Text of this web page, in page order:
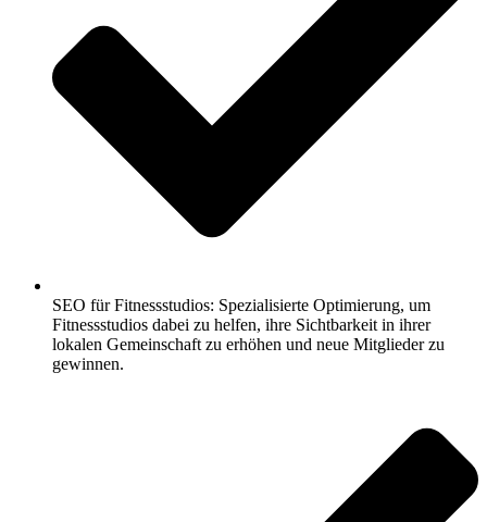
SEO für Fitnessstudios: Spezialisierte Optimierung, um
Fitnessstudios dabei zu helfen, ihre Sichtbarkeit in ihrer
lokalen Gemeinschaft zu erhöhen und neue Mitglieder zu
gewinnen.